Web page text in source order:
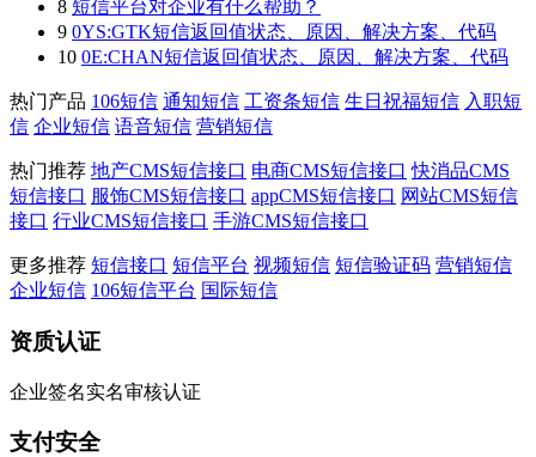
8 短信平台对企业有什么帮助？
9 0YS:GTK短信返回值状态、原因、解决方案、代码
10 0E:CHAN短信返回值状态、原因、解决方案、代码
热门产品 106短信 通知短信 工资条短信 生日祝福短信 入职短
信 企业短信 语音短信 营销短信
热门推荐 地产CMS短信接口 电商CMS短信接口 快消品CMS
短信接口 服饰CMS短信接口 appCMS短信接口 网站CMS短信
接口 行业CMS短信接口 手游CMS短信接口
更多推荐 短信接口 短信平台 视频短信 短信验证码 营销短信
企业短信 106短信平台 国际短信
资质认证
企业签名实名审核认证
支付安全